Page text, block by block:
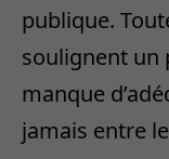
publique.
soulignent un
manque
jamais entre